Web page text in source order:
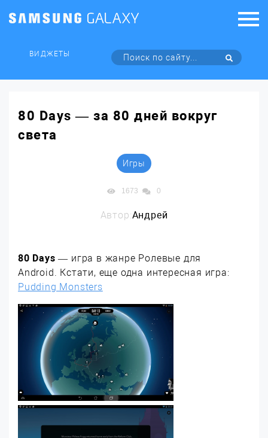
ВИДЖЕТЫ
80 Days — за 80 дней вокруг
света
Игры
1673 0
Автор:Андрей
80 Days— игра в жанре Ролевые для
Android. Кстати, еще одна интересная игра:
Pudding Monsters